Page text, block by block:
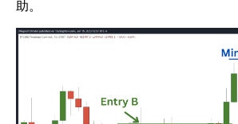
助。